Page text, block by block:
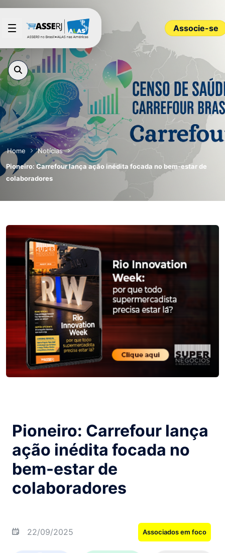
Pular para o Conteúdo principal
Associe-se
Home
Notícias
Pioneiro: Carrefour lança ação inédita focada no bem-estar de
colaboradores
Pioneiro: Carrefour lança
ação inédita focada no
bem-estar de
colaboradores
22/09/2025 Associados em foco